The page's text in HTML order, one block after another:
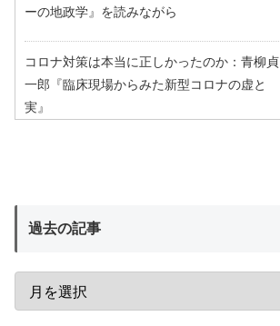
ーの地政学』を読みながら
コロナ対策は本当に正しかったのか：青柳貞
一郎『臨床現場からみた新型コロナの虚と
実』
過去の記事